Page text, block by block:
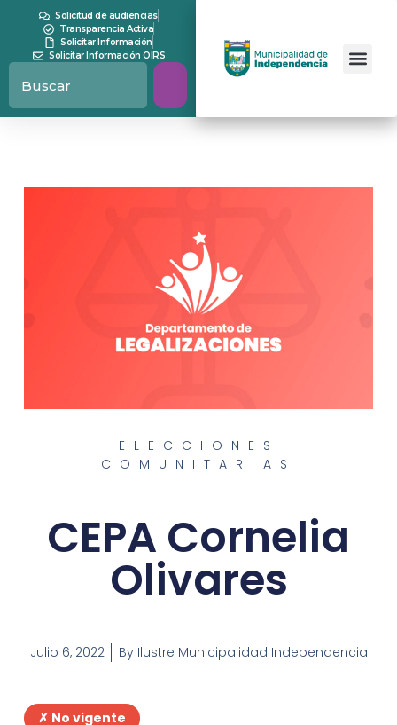
Solicitud de audiencias
Transparencia Activa
Solicitar Información
Solicitar Información OIRS
ELECCIONES
COMUNITARIAS
CEPA Cornelia
Olivares
Julio 6, 2022 ByIlustre Municipalidad Independencia
✗ No vigente